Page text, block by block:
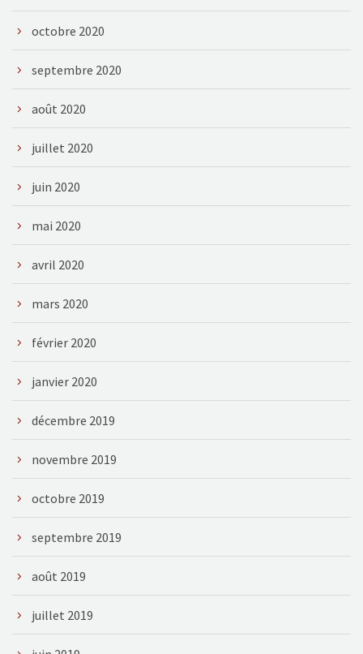
octobre 2020
septembre 2020
août 2020
juillet 2020
juin 2020
mai 2020
avril 2020
mars 2020
février 2020
janvier 2020
décembre 2019
novembre 2019
octobre 2019
septembre 2019
août 2019
juillet 2019